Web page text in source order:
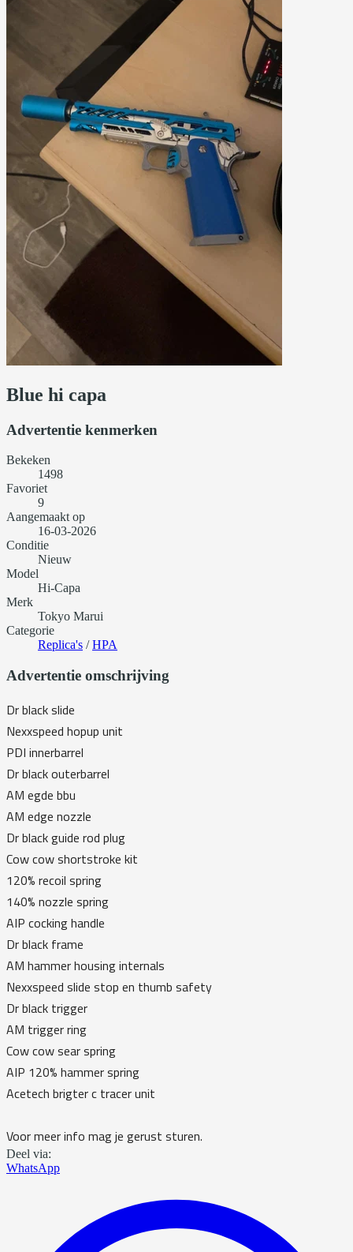
Blue hi capa
Advertentie kenmerken
Bekeken
1498
Favoriet
9
Aangemaakt op
16-03-2026
Conditie
Nieuw
Model
Hi-Capa
Merk
Tokyo Marui
Categorie
Replica's /HPA
Advertentie omschrijving
Dr black slide
Nexxspeed hopup unit
PDI innerbarrel
Dr black outerbarrel
AM egde bbu
AM edge nozzle
Dr black guide rod plug
Cow cow shortstroke kit
120% recoil spring
140% nozzle spring
AIP cocking handle
Dr black frame
AM hammer housing internals
Nexxspeed slide stop en thumb safety
Dr black trigger
AM trigger ring
Cow cow sear spring
AIP 120% hammer spring
Acetech brigter c tracer unit
Voor meer info mag je gerust sturen.
Deel via:
WhatsApp